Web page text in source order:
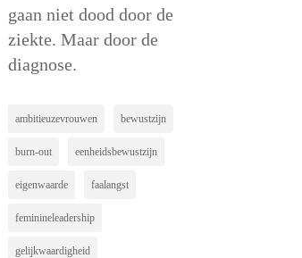
gaan niet dood door de
ziekte. Maar door de
diagnose.
ambitieuzevrouwen bewustzijn
burn-out eenheidsbewustzijn
eigenwaarde faalangst
feminineleadership
gelijkwaardigheid